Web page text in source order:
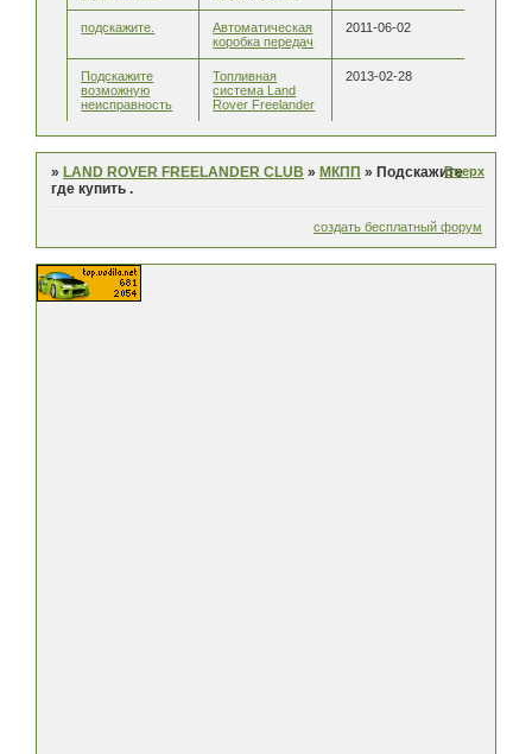
подскажите.
Автоматическая
коробка передач
2011-06-02
Подскажите
возможную
неисправность
Топливная
система Land
Rover Freelander
2013-02-28
» LAND ROVER FREELANDER CLUB » МКПП » Подскажите
где купить .
Вверх
создать бесплатный форум